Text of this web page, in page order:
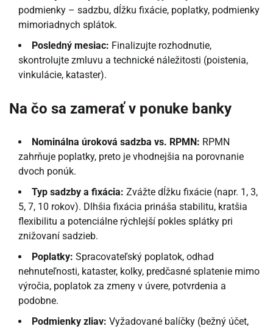
podmienky – sadzbu, dĺžku fixácie, poplatky, podmienky
mimoriadnych splátok.
Posledný mesiac: Finalizujte rozhodnutie,
skontrolujte zmluvu a technické náležitosti (poistenia,
vinkulácie, kataster).
Na čo sa zamerať v ponuke banky
Nominálna úroková sadzba vs. RPMN: RPMN
zahrňuje poplatky, preto je vhodnejšia na porovnanie
dvoch ponúk.
Typ sadzby a fixácia: Zvážte dĺžku fixácie (napr. 1, 3,
5, 7, 10 rokov). Dlhšia fixácia prináša stabilitu, kratšia
flexibilitu a potenciálne rýchlejší pokles splátky pri
znižovaní sadzieb.
Poplatky: Spracovateľský poplatok, odhad
nehnuteľnosti, kataster, kolky, predčasné splatenie mimo
výročia, poplatok za zmeny v úvere, potvrdenia a
podobne.
Podmienky zliav: Vyžadované balíčky (bežný účet,